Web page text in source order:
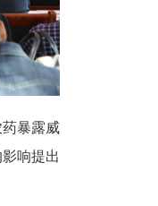
暴露威
响提出